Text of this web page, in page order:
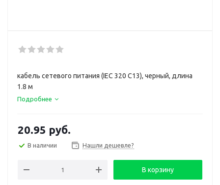
кабель сетевого питания (IEC 320 C13), черный, длина
1.8 м
Подробнее
20.95 руб.
В наличии Нашли дешевле?
В корзину